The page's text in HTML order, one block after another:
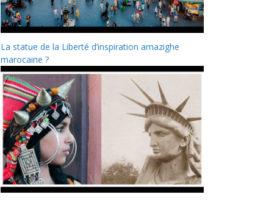
La statue de la Liberté d’inspiration amazighe
marocaine ?